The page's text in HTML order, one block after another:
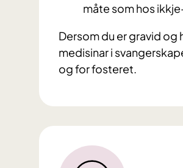
måte som hos
Dersom du er gravid
medisinar i
og for fosteret.